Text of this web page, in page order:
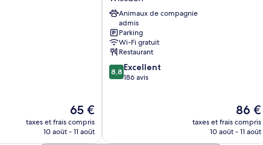
Le
nouveau
prix
65 €
taxes et frais compris
10 août - 11 août
Hotel
Wiesdorf
Animaux de compagnie
admis
Parking
Wi-Fi gratuit
Restaurant
8.8
sur
8,8 Excellent
186 avis
Le
nouveau
prix
86 €
taxes et frais compris
10 août - 11 août